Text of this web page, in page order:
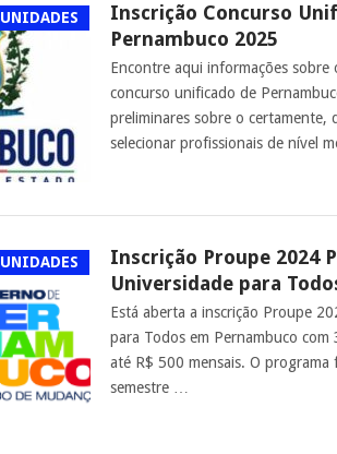
Inscrição Concurso
Pernambuco 2025
Encontre aqui informações sobre
concurso unificado de
preliminares sobre o certamente,
selecionar profissionais de nível
Inscrição Proupe 2024
Universidade para
Está aberta a inscrição Proupe
para Todos em Pernambuco
até R$ 500 mensais. O
semestre …